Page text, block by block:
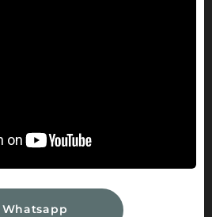
Whatsapp